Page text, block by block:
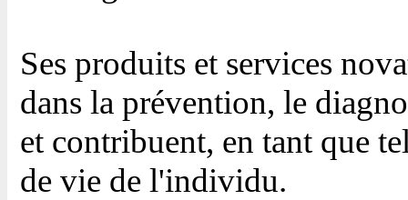
Ses produits et services
dans la prévention, le
et contribuent, en tant que
de vie de l'individu.